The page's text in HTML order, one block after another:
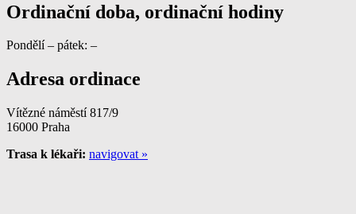
Ordinační doba, ordinační hodiny
Pondělí – pátek: –
Adresa ordinace
Vítězné náměstí 817/9
16000 Praha
Trasa k lékaři: navigovat »